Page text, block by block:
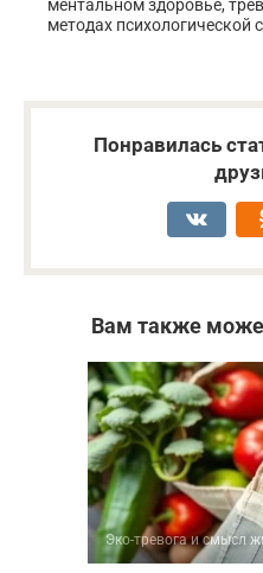
ментальном здоровье,
методах
Понравилась
Вам также
Эко-тревога и смысл